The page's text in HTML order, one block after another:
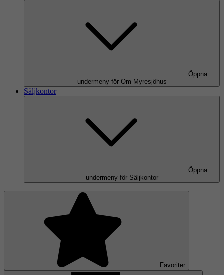
Öppna
undermeny för Om Myresjöhus
Säljkontor
Öppna
undermeny för Säljkontor
Favoriter